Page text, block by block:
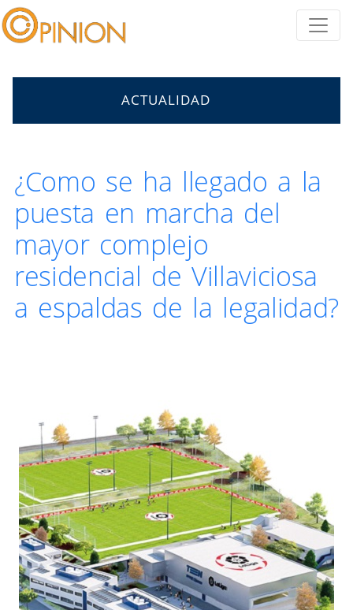
ACTUALIDAD
¿Como se ha llegado a la
puesta en marcha del
mayor complejo
residencial de Villaviciosa
a espaldas de la legalidad?